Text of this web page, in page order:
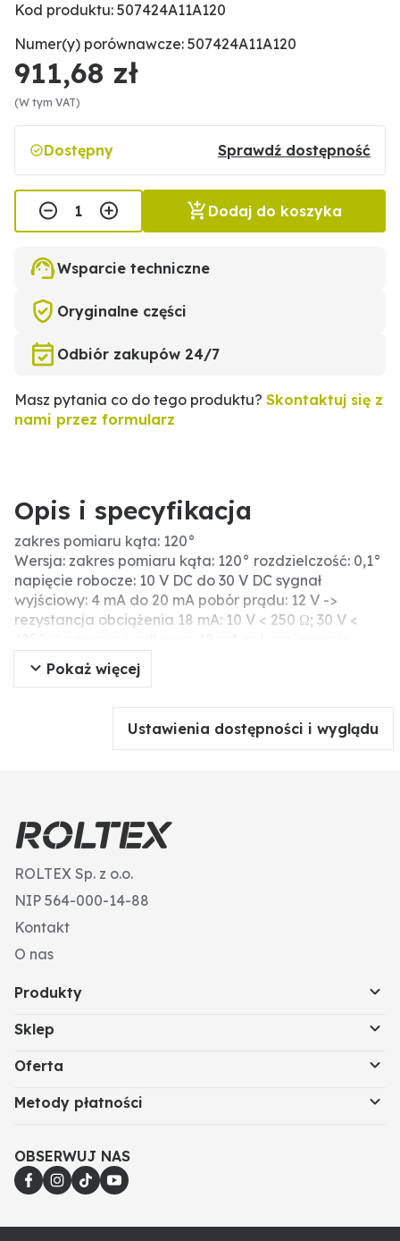
Kod produktu: 507424A11A120
Numer(y) porównawcze: 507424A11A120
911,68 zł
(W tym VAT)
Dostępny Sprawdź dostępność
Dodaj do koszyka
Wsparcie techniczne
Oryginalne części
Odbiór zakupów 24/7
Masz pytania co do tego produktu? Skontaktuj się z
nami przez formularz
Opis i specyfikacja
zakres pomiaru kąta: 120°
Wersja: zakres pomiaru kąta: 120° rozdzielczość: 0,1°
napięcie robocze: 10 V DC do 30 V DC sygnał
wyjściowy: 4 mA do 20 mA pobór prądu: 12 V ->
rezystancja obciążenia 18 mA: 10 V < 250 Ω; 30 V <
przed zmianą biegunowości: tak, czas opóźnienia
sygnału wyjściowego: 3 ms zakres temperatury:
obsługi: nie, wałek: standardowy, łożyskowanie:
łożysko kulkowe, przyłącze: AMP-Super-Seal, 3-pin.
Pokaż więcej
Ustawienia dostępności i wyglądu
ROLTEX Sp. z o.o.
NIP 564-000-14-88
Kontakt
O nas
Produkty
Sklep
Oferta
Metody płatności
OBSERWUJ NAS